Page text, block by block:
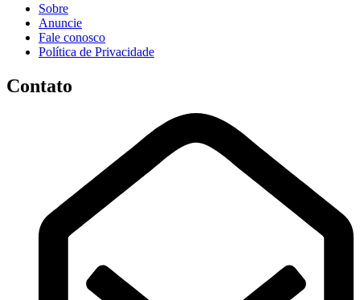
Sobre
Anuncie
Fale conosco
Política de Privacidade
Contato